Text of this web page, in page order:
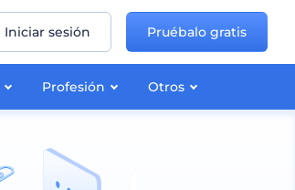
Profesión Otros
Iniciar sesión Pruébalo gratis